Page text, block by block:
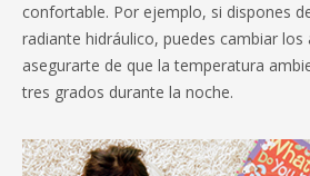
confortable. Por ejemplo, si dispones
radiante hidráulico, puedes cambiar los
asegurarte de que la temperatura
tres grados durante la noche.